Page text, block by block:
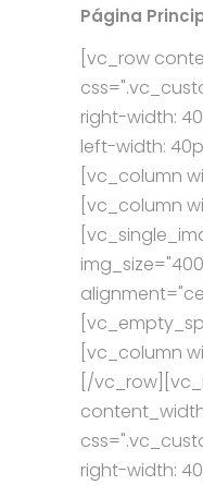
Página
[vc_row
right-width:
left-width:
[vc_column
[vc_column
[vc_column
[/
right-width: